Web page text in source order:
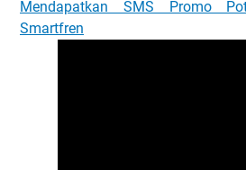
Mendapatkan SMS Promo
Smartfren